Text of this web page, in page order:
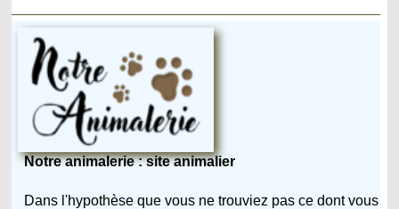
Notre animalerie : site animalier
Dans l'hypothèse que vous ne trouviez pas ce dont vous